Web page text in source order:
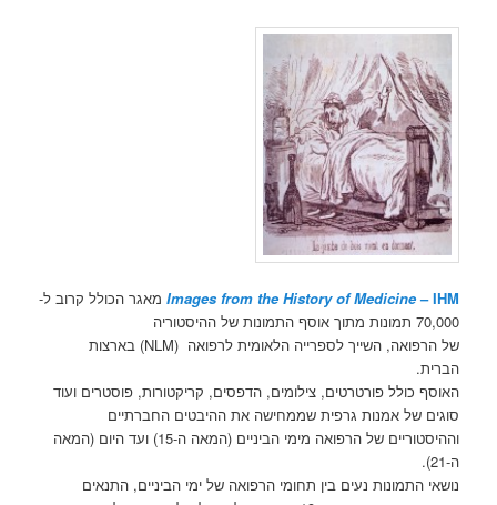
Images from the History of Medicine– IHM
מאגר הכולל קרוב ל-
70,000 תמונות מתוך אוסף התמונות של ההיסטוריה
של הרפואה, השייך לספרייה הלאומית לרפואה (NLM) בארצות
הברית.
האוסף כולל פורטרטים, צילומים, הדפסים, קריקטורות, פוסטרים ועוד
סוגים של אמנות גרפית שממחישה את ההיבטים החברתיים
וההיסטוריים של הרפואה מימי הביניים (המאה ה-15) ועד היום (המאה
ה-21).
נושאי התמונות נעים בין תחומי הרפואה של ימי הביניים, התנאים